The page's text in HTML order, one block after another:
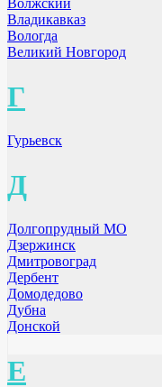
Волжский
Владикавказ
Вологда
Великий Новгород
Г
Гурьевск
Д
Долгопрудный МО
Дзержинск
Дмитровоград
Дербент
Домодедово
Дубна
Донской
Е